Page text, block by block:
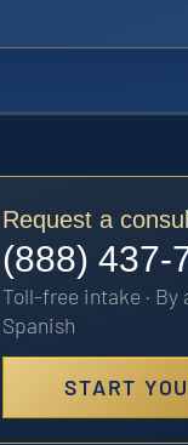
Request a
(888) 437-
Toll-free intake · By
Spanish
START